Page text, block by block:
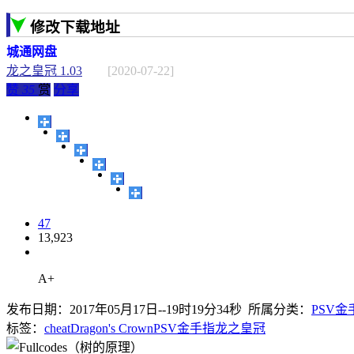
修改下载地址
城通网盘
龙之皇冠 1.03
[2020-07-22]
赞 35 赏 分享
47
13,923
A+
发布日期：2017年05月17日--19时19分34秒 所属分类： PSV金
标签： cheatDragon's CrownPSV金手指龙之皇冠